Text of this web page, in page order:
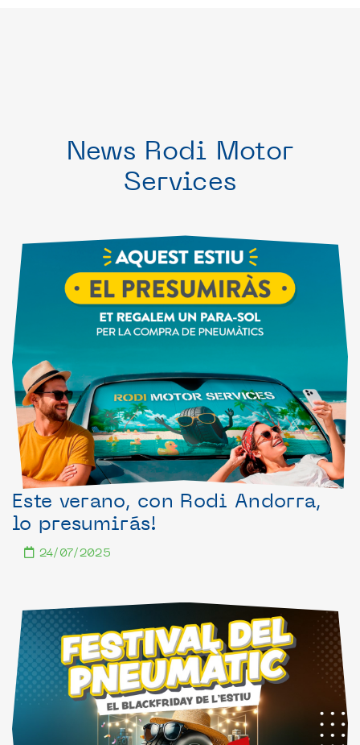
News Rodi Motor
Services
Este verano, con Rodi Andorra,
lo presumirás!
24/07/2025